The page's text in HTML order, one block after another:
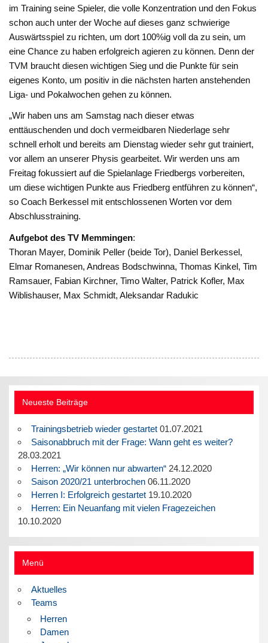
im Training seine Spieler, die volle Konzentration und den Fokus
schon auch unter der Woche auf dieses ganz schwierige
Auswärtsspiel zu richten, um dort 100%ig voll da zu sein, um
eine Chance zu haben erfolgreich agieren zu können. Denn der
TVM braucht diesen wichtigen Sieg und die Punkte für sein
eigenes Konto, um positiv in die nächsten harten anstehenden
Liga- und Pokalwochen gehen zu können.
„Wir haben uns am Samstag nach dieser etwas
enttäuschenden und doch vermeidbaren Niederlage sehr
schnell erholt und bereits am Dienstag wieder sehr gut trainiert,
vor allem an unserer Physis gearbeitet. Wir werden uns am
Freitag fokussiert auf die Spielanlage Friedbergs vorbereiten,
um diese wichtigen Punkte aus Friedberg entführen zu können“,
so Coach Berkessel mit entschlossenen Worten vor dem
Abschlusstraining.
Aufgebot des TV Memmingen:
Thoran Mayer, Dominik Peller (beide Tor), Daniel Berkessel,
Elmar Romanesen, Andreas Bodschwinna, Thomas Kinkel, Tim
Ramsauer, Fabian Kirchner, Timo Walter, Patrick Kofler, Max
Wiblishauser, Max Schmidt, Aleksandar Radukic
Neueste Beiträge
Trainingsbetrieb wieder gestartet 01.07.2021
Saisonabbruch mit der Frage: Wann geht es weiter?
28.03.2021
Herren: „Wir können nur abwarten“ 24.12.2020
Saison 2020/21 unterbrochen 06.11.2020
Herren I: Erfolgreich gestartet 19.10.2020
Herren: Ein Neuanfang mit vielen Fragezeichen
10.10.2020
Menü
Aktuelles
Teams
Herren
Damen